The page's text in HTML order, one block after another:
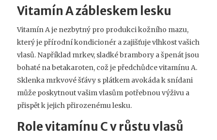
Vitamín A zábleskem lesku
Vitamín A je nezbytný pro produkci kožního mazu,
který je přírodní kondicionér a zajišťuje vlhkost vašich
vlasů. Například mrkev, sladké brambory a špenát jsou
bohaté na betakaroten, což je předchůdce vitamínu A.
Sklenka mrkvové šťávy s plátkem avokáda k snídani
může poskytnout vašim vlasům potřebnou výživu a
přispět k jejich přirozenému lesku.
Role vitamínu C v růstu vlasů